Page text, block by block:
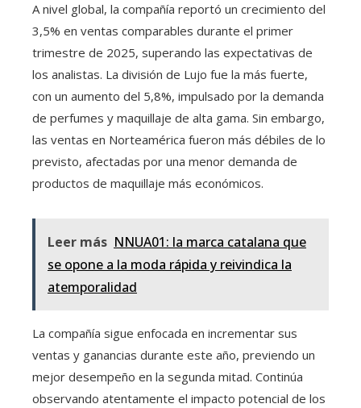
A nivel global, la compañía reportó un crecimiento del
3,5% en ventas comparables durante el primer
trimestre de 2025, superando las expectativas de
los analistas. La división de Lujo fue la más fuerte,
con un aumento del 5,8%, impulsado por la demanda
de perfumes y maquillaje de alta gama. Sin embargo,
las ventas en Norteamérica fueron más débiles de lo
previsto, afectadas por una menor demanda de
productos de maquillaje más económicos.
Leer más NNUA01: la marca catalana que
se opone a la moda rápida y reivindica la
atemporalidad
La compañía sigue enfocada en incrementar sus
ventas y ganancias durante este año, previendo un
mejor desempeño en la segunda mitad. Continúa
observando atentamente el impacto potencial de los